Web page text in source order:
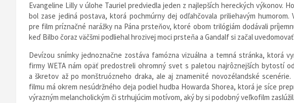
Evangeline Lilly v úlohe Tauriel predviedla jeden z najlepších hereckých výkonov.
bol zase jediná postava, ktorá pochmúrny dej odľahčovala priliehavým
pre film príznačné narážky na Pána prsteňov, ktoré obom trilógiám dodávali
keď Bilbo čoraz väčšmi podliehal hrozivej moci prsteňa a Gandalf si začal
Devízou snímky jednoznačne zostáva famózna vizuálna a temná stránka, ktorá
firmy WETA nám opäť predostreli ohromný svet s paletou najrôznejších bytostí
a škretov až po monštruózneho draka, ale aj znamenité novozélandské
filmu má okrem nesúdržného deja podiel hudba Howarda Shorea, ktorá je síce
výrazným melancholickým či strhujúcim motívom, aký by si podobný veľkofilm zaslúžil.